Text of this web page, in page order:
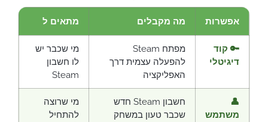
אפשרות מה מקבלים מתאים ל
🔑 קוד
דיגיטלי
מפתח Steam
להפעלה עצמית דרך
האפליקציה
מי שכבר יש
לו חשבון
Steam
👤
משתמש
חשבון Steam חדש
שכבר טעון במשחק
מי שרוצה
להתחיל